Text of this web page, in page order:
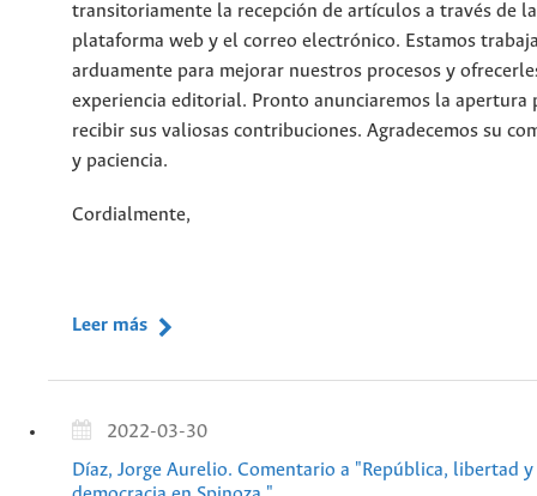
transitoriamente la recepción de artículos a través de la
plataforma web y el correo electrónico. Estamos
arduamente para mejorar nuestros procesos y
experiencia editorial. Pronto anunciaremos la apertura
recibir sus valiosas contribuciones. Agradecemos su
y paciencia.
Cordialmente,
Leer más
2022-03-30
Díaz, Jorge Aurelio. Comentario a "República, libertad y